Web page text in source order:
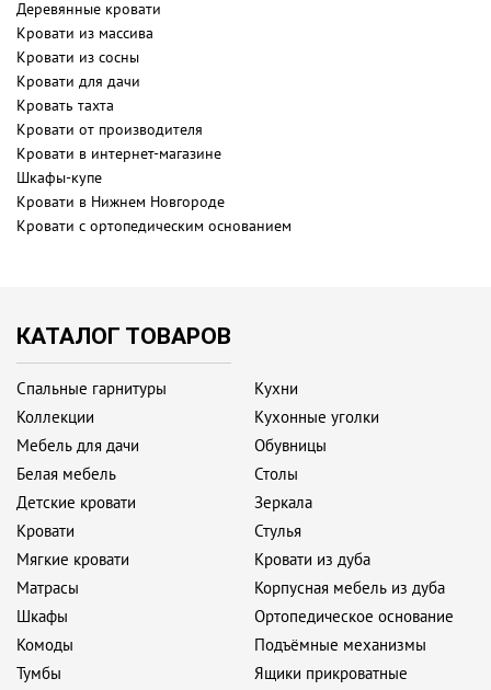
Деревянные кровати
Кровати из массива
Кровати из сосны
Кровати для дачи
Кровать тахта
Кровати от производителя
Кровати в интернет-магазине
Шкафы-купе
Кровати в Нижнем Новгороде
Кровати с ортопедическим основанием
КАТАЛОГ ТОВАРОВ
Спальные гарнитуры
Коллекции
Мебель для дачи
Белая мебель
Детские кровати
Кровати
Мягкие кровати
Матрасы
Шкафы
Комоды
Тумбы
Кухни
Кухонные уголки
Обувницы
Столы
Зеркала
Стулья
Кровати из дуба
Корпусная мебель из дуба
Ортопедическое основание
Подъёмные механизмы
Ящики прикроватные